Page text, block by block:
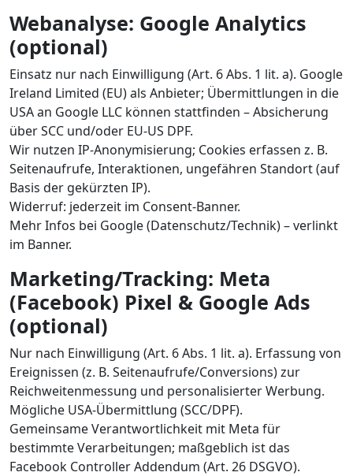
Webanalyse: Google Analytics
(optional)
Einsatz nur nach Einwilligung (Art. 6 Abs. 1 lit. a). Google
Ireland Limited (EU) als Anbieter; Übermittlungen in die
USA an Google LLC können stattfinden – Absicherung
über SCC und/oder EU-US DPF.
Wir nutzen IP-Anonymisierung; Cookies erfassen z. B.
Seitenaufrufe, Interaktionen, ungefähren Standort (auf
Basis der gekürzten IP).
Widerruf: jederzeit im Consent-Banner.
Mehr Infos bei Google (Datenschutz/Technik) – verlinkt
im Banner.
Marketing/Tracking: Meta
(Facebook) Pixel & Google Ads
(optional)
Nur nach Einwilligung (Art. 6 Abs. 1 lit. a). Erfassung von
Ereignissen (z. B. Seitenaufrufe/Conversions) zur
Reichweitenmessung und personalisierter Werbung.
Mögliche USA-Übermittlung (SCC/DPF).
Gemeinsame Verantwortlichkeit mit Meta für
bestimmte Verarbeitungen; maßgeblich ist das
Facebook Controller Addendum (Art. 26 DSGVO).